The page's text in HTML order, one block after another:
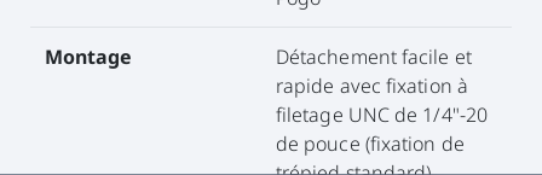
Montage
Détachement facile et
rapide avec fixation à
filetage UNC de 1/4"-20
de pouce (fixation de